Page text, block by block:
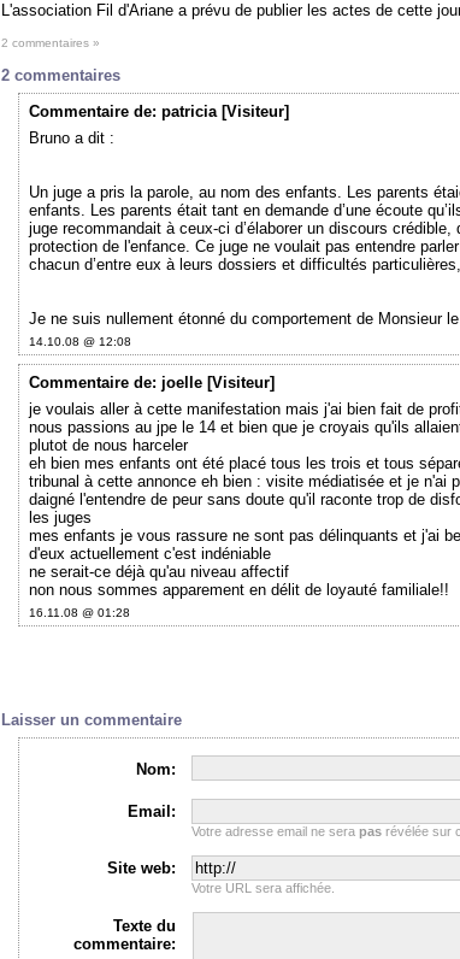
L'association Fil d'Ariane a prévu de publier les actes de cette
2 commentaires »
2 commentaires
Commentairede: patricia [Visiteur]
Bruno a dit :
Un juge a pris la parole, au nom des enfants. Les parents
enfants. Les parents était tant en demande d’une écoute
juge recommandait à ceux-ci d’élaborer un discours
protection de l'enfance. Ce juge ne voulait pas entendre
chacun d’entre eux à leurs dossiers et difficultés
Je ne suis nullement étonné du comportement de Monsieur
14.10.08 @ 12:08
Commentairede: joelle [Visiteur]
je voulais aller à cette manifestation mais j'ai bien fait de
nous passions au jpe le 14 et bien que je croyais qu'ils
plutot de nous harceler
eh bien mes enfants ont été placé tous les trois et tous
tribunal à cette annonce eh bien : visite médiatisée et je n'ai
daigné l'entendre de peur sans doute qu'il raconte trop de
les juges
mes enfants je vous rassure ne sont pas délinquants et j'ai
d'eux actuellement c'est indéniable
ne serait-ce déjà qu'au niveau affectif
non nous sommes apparement en délit de loyauté familiale!!
16.11.08 @ 01:28
Laisser un commentaire
Nom:
Email:
Votre adresse email ne serapas révélée sur
Site web:
Votre URL sera affichée.
Texte du
commentaire: